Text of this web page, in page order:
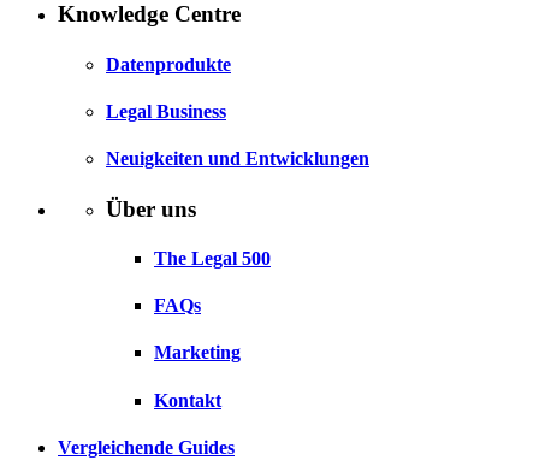
Knowledge Centre
Datenprodukte
Legal Business
Neuigkeiten und Entwicklungen
Über uns
The Legal 500
FAQs
Marketing
Kontakt
Vergleichende Guides